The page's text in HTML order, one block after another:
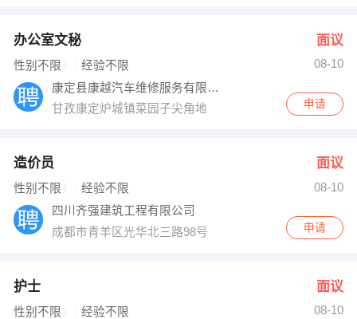
办公室文秘 面议
性别不限 经验不限
08-10
康定县康越汽车维修服务有限责任公司
甘孜康定炉城镇菜园子尖角地
申请
造价员 面议
性别不限 经验不限
08-10
四川齐强建筑工程有限公司
成都市青羊区光华北三路98号
申请
护士 面议
性别不限 经验不限
08-10